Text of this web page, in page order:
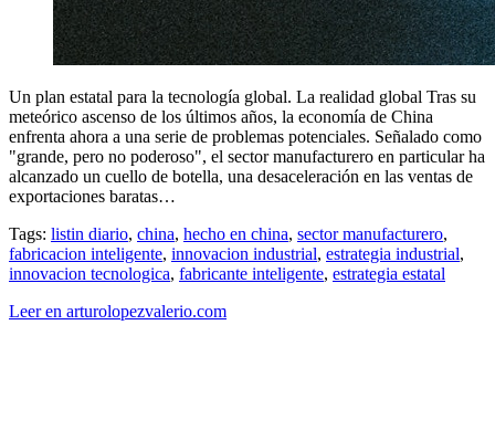
Un plan estatal para la tecnología global. La realidad global Tras su
meteórico ascenso de los últimos años, la economía de China
enfrenta ahora a una serie de problemas potenciales. Señalado como
"grande, pero no poderoso", el sector manufacturero en particular ha
alcanzado un cuello de botella, una desaceleración en las ventas de
exportaciones baratas…
Tags: listin diario, china, hecho en china, sector manufacturero,
fabricacion inteligente, innovacion industrial, estrategia industrial,
innovacion tecnologica, fabricante inteligente, estrategia estatal
Leer en arturolopezvalerio.com